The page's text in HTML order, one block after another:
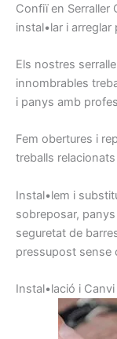
Confiï en Serraller
instal•lar i arreglar
Els nostres
innombrables
i panys amb
Fem obertures i
treballs relacionats
Instal•lem i
sobreposar, panys
seguretat de
pressupost sense
Instal•lació i C